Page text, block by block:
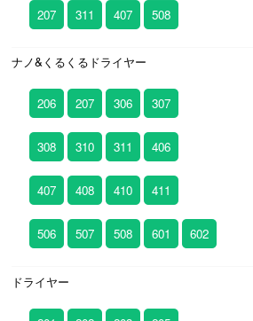
207 311 407 508
ナノ&くるくるドライヤー
206 207 306 307
308 310 311 406
407 408 410 411
506 507 508 601 602
ドライヤー